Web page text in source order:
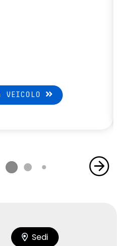
VEICOLO
Sedi